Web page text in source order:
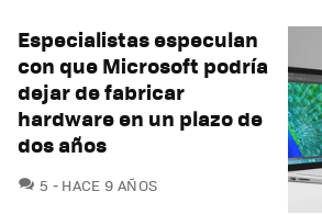
Especialistas especulan
con que Microsoft podría
dejar de fabricar
hardware en un plazo de
dos años
5 COMENTARIOS
HACE 9 AÑOS